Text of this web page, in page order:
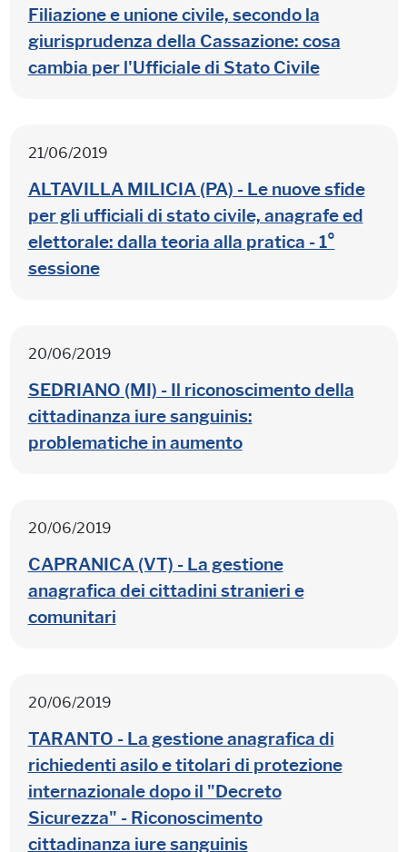
Filiazione e unione civile, secondo la
giurisprudenza della Cassazione: cosa
cambia per l'Ufficiale di Stato Civile
21/06/2019
ALTAVILLA MILICIA (PA) - Le nuove sfide
per gli ufficiali di stato civile, anagrafe ed
elettorale: dalla teoria alla pratica - 1°
sessione
20/06/2019
SEDRIANO (MI) - Il riconoscimento della
cittadinanza iure sanguinis:
problematiche in aumento
20/06/2019
CAPRANICA (VT) - La gestione
anagrafica dei cittadini stranieri e
comunitari
20/06/2019
TARANTO - La gestione anagrafica di
richiedenti asilo e titolari di protezione
internazionale dopo il "Decreto
Sicurezza" - Riconoscimento
cittadinanza iure sanguinis